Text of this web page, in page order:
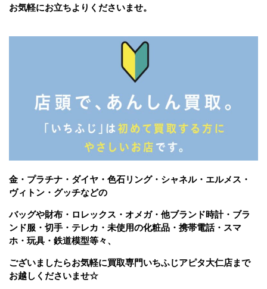
お気軽にお立ちよりくださいませ。
金・プラチナ・ダイヤ・色石リング・シャネル・エルメス・
ヴィトン・グッチなどの
バッグや財布・ロレックス・オメガ・他ブランド時計・ブラ
ンド服・切手・テレカ・未使用の化粧品・携帯電話・スマ
ホ・玩具・鉄道模型等々、
ございましたらお気軽に買取専門いちふじアピタ大仁店まで
お越しくださいませ☆